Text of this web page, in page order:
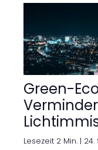
Green-
Lesezeit 2 Min. | 24.